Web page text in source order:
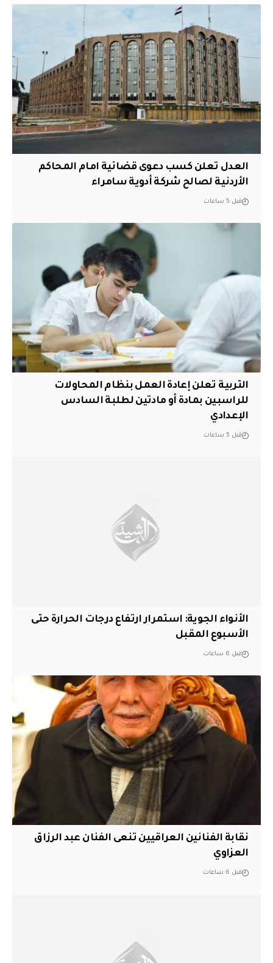
العدل تعلن كسب دعوى قضائية امام المحاكم
الأردنية لصالح شركة أدوية سامراء
قبل 5 ساعات
التربية تعلن إعادة العمل بنظام المحاولات
للراسبين بمادة أو مادتين لطلبة السادس
الإعدادي
قبل 5 ساعات
الأنواء الجوية: استمرار ارتفاع درجات الحرارة حتى
الأسبوع المقبل
قبل 6 ساعات
نقابة الفنانين العراقيين تنعى الفنان عبد الرزاق
العزاوي
قبل 6 ساعات